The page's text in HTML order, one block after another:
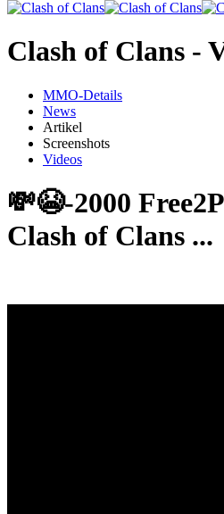
Clash of Clans -
MMO-Details
News
Artikel
Screenshots
Videos
💸😭-2000
Clash of Clans ...